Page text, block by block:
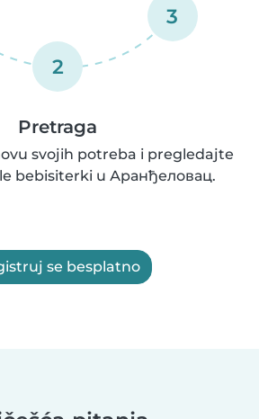
2
3
Pretraga
svojih potreba i pregledajte
bebisiterki u Аранђеловац.
se besplatno